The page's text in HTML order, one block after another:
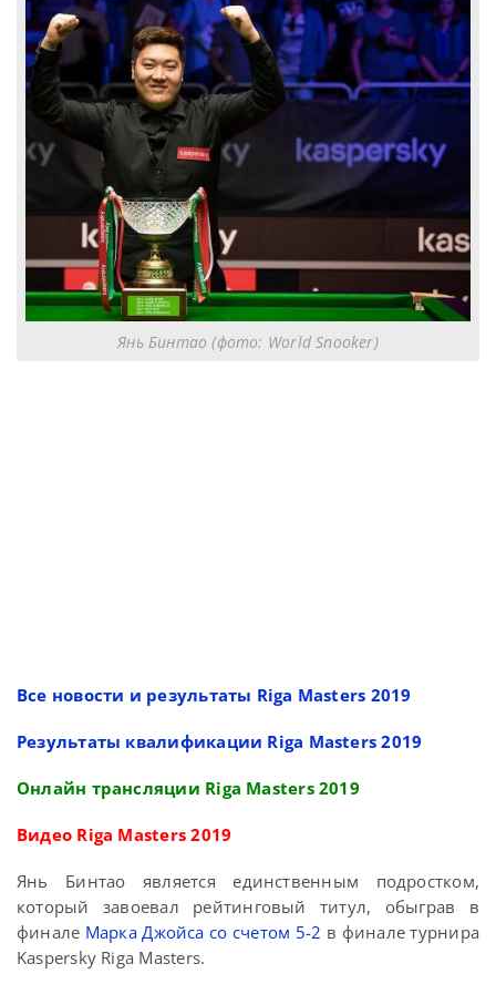
Янь Бинтао (фото: World Snooker)
Все новости и результаты Riga Masters 2019
Результаты квалификации Riga Masters 2019
Онлайн трансляции Riga Masters 2019
Видео Riga Masters 2019
Янь Бинтао является единственным подростком,
который завоевал рейтинговый титул, обыграв в
финале Марка Джойса со счетом 5-2 в финале турнира
Kaspersky Riga Masters.